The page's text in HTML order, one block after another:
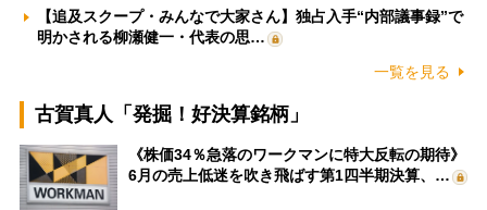
【追及スクープ・みんなで大家さん】独占入手“内部議事録”で
明かされる柳瀬健一・代表の思…
一覧を見る
古賀真人「発掘！好決算銘柄」
《株価34％急落のワークマンに特大反転の期待》
6月の売上低迷を吹き飛ばす第1四半期決算、…